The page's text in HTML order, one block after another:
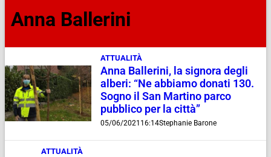
Anna Ballerini
ATTUALITÀ
Anna Ballerini, la signora degli
alberi: “Ne abbiamo donati 130.
Sogno il San Martino parco
pubblico per la città”
05/06/2021 16:14Stephanie Barone
ATTUALITÀ